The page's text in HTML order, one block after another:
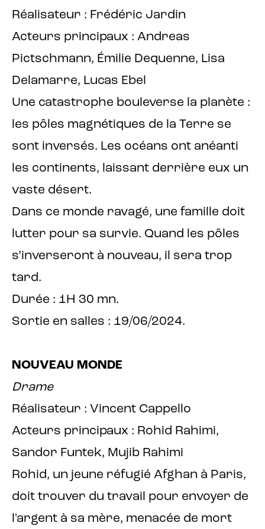
Réalisateur : Frédéric Jardin
Acteurs principaux : Andreas
Pictschmann, Émilie Dequenne, Lisa
Delamarre, Lucas Ebel
Une catastrophe bouleverse la planète :
les pôles magnétiques de la Terre se
sont inversés. Les océans ont anéanti
les continents, laissant derrière eux un
vaste désert.
Dans ce monde ravagé, une famille doit
lutter pour sa survie. Quand les pôles
s’inverseront à nouveau, il sera trop
tard.
Durée : 1H 30 mn.
Sortie en salles : 19/06/2024.
NOUVEAU MONDE
Drame
Réalisateur : Vincent Cappello
Acteurs principaux : Rohid Rahimi,
Sandor Funtek, Mujib Rahimi
Rohid, un jeune réfugié Afghan à Paris,
doit trouver du travail pour envoyer de
l'argent à sa mère, menacée de mort